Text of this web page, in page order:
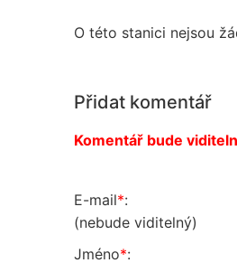
O této stanici nejsou
Přidat komentář
Komentář bude
E-mail*:
(nebude viditelný)
Jméno*: